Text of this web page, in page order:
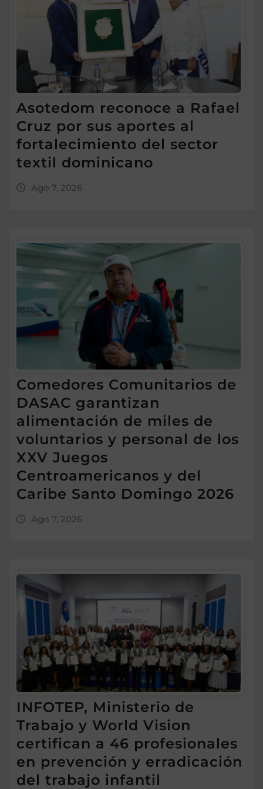
Asotedom reconoce a Rafael
Cruz por sus aportes al
fortalecimiento del sector
textil dominicano
Ago 7, 2026
Comedores Comunitarios de
DASAC garantizan
alimentación de miles de
voluntarios y personal de los
XXV Juegos
Centroamericanos y del
Caribe Santo Domingo 2026
Ago 7, 2026
INFOTEP, Ministerio de
Trabajo y World Vision
certifican a 46 profesionales
en prevención y erradicación
del trabajo infantil